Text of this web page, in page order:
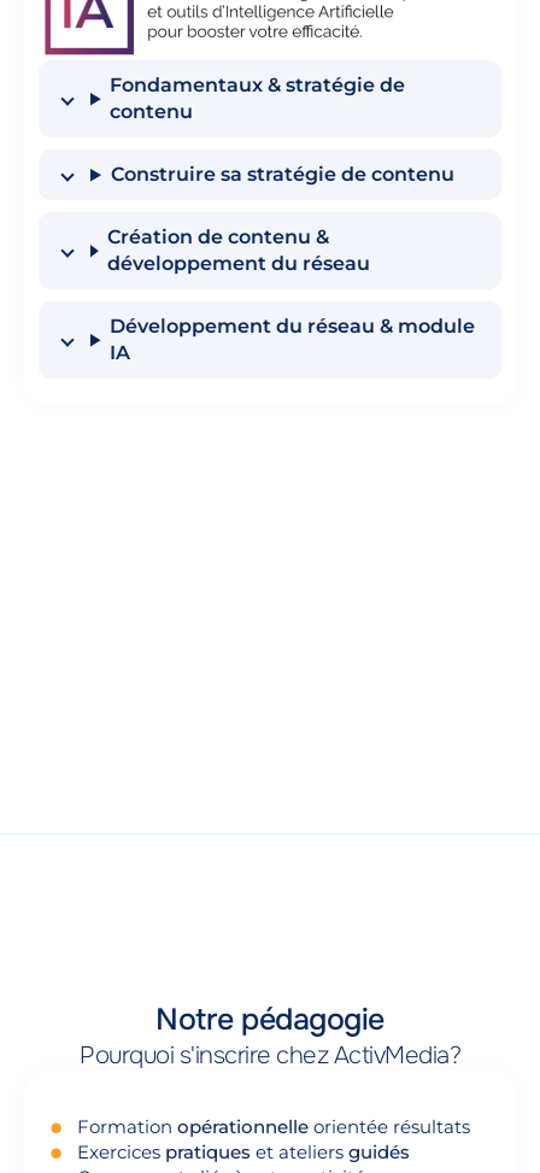
Fondamentaux & stratégie de
contenu
Construire sa stratégie de contenu
Création de contenu &
développement du réseau
Développement du réseau & module
IA
Notre pédagogie
Pourquoi s'inscrire chez ActivMedia?
Formation opérationnelle orientée résultats
Exercices pratiques et ateliers guidés